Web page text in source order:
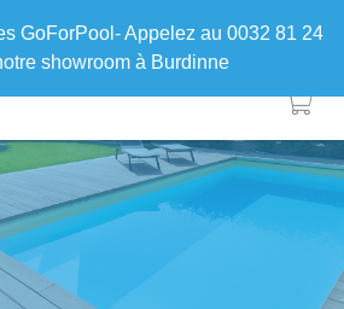
GoForPool- Appelez au 0032 81 24
showroom à Burdinne